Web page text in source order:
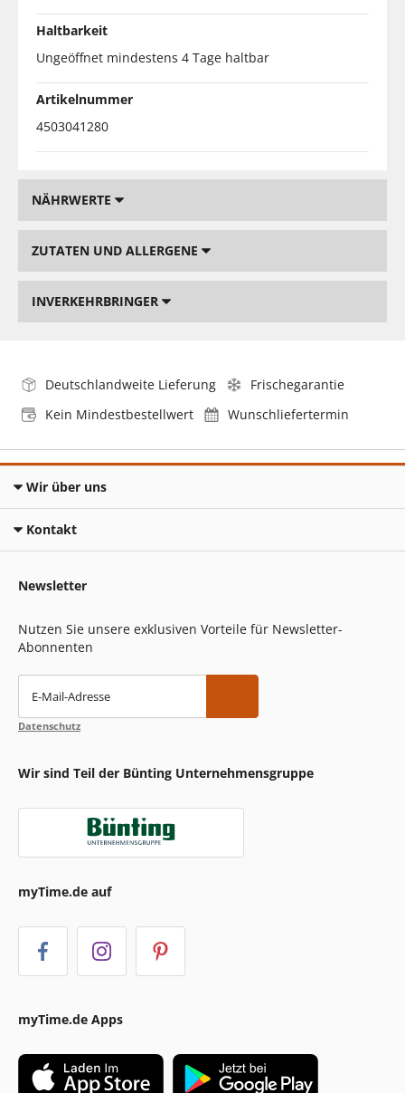
Haltbarkeit
Ungeöffnet mindestens 4 Tage haltbar
Artikelnummer
4503041280
NÄHRWERTE
ZUTATEN UND ALLERGENE
INVERKEHRBRINGER
Deutschlandweite Lieferung
Frischegarantie
Kein Mindestbestellwert
Wunschliefertermin
Wir über uns
Kontakt
Newsletter
Nutzen Sie unsere exklusiven Vorteile für Newsletter-
Abonnenten
E-Mail-Adresse
Datenschutz
Wir sind Teil der Bünting Unternehmensgruppe
myTime.de auf
myTime.de Apps